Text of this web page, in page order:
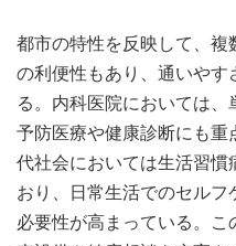
都市の特性を反映して、
の利便性もあり、通いや
る。内科医院においては、
予防医療や健康診断にも
代社会においては生活習慣
おり、日常生活でのセル
必要性が高まっている。